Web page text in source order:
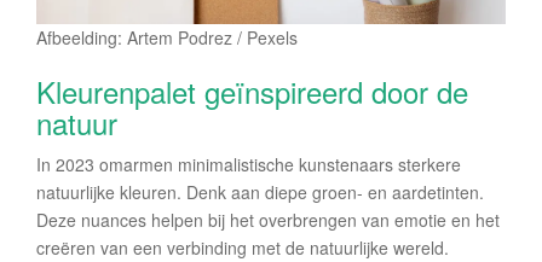
Afbeelding: Artem Podrez / Pexels
Kleurenpalet geïnspireerd door de
natuur
In 2023 omarmen minimalistische kunstenaars sterkere
natuurlijke kleuren. Denk aan diepe groen- en aardetinten.
Deze nuances helpen bij het overbrengen van emotie en het
creëren van een verbinding met de natuurlijke wereld.